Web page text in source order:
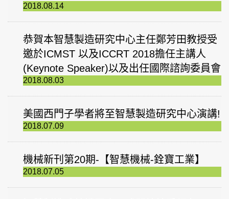
2018.08.14
恭賀本智慧製造研究中心主任鄭芳田教授受
邀於ICMST 以及ICCRT 2018擔任主講人
(Keynote Speaker)以及出任國際諮詢委員會
2018.08.03
美國西門子學者將至智慧製造研究中心演講!
2018.07.09
機械新刊第20期-【智慧機械-銓寶工業】
2018.07.05